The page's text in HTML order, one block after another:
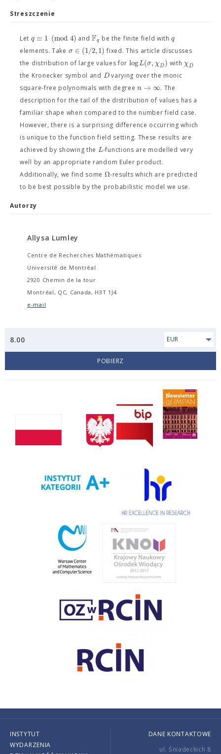
Streszczenie
Let q ≡ 1 (mod 4) andFq be the finite field withq
elements. Take σ ∈ (1/2,1) fixed. This article discusses
the distribution of large values for logL(σ, χD) with χD
the Kronecker symbol and Dvarying over the monic
square-free polynomials with degreen → ∞. The
description for the tail of the distribution of values has a
familiar shape when compared to the number field case.
However, there is a surprising difference occurring which
is unique to the function field setting. These results are
achieved by showing the L-functions are modelled very
well by an appropriate random Euler product.
Additionally, we find some Ω-results which are predicted
to be best possible by the probabilistic model we use.
Autorzy
Allysa Lumley
Centre de Recherches Mathématiques
Université de Montréal
2920 Chemin de la tour
Montréal, QC, Canada, H3T 1J4
e-mail
8.00 EUR
POBIERZ
INSTYTUT
WYDARZENIA
DANE KONTAKTOWE
ul. Śniadeckich 8